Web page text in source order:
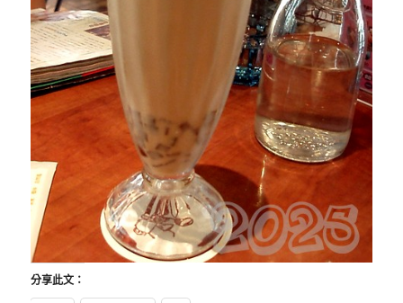
分享此文：